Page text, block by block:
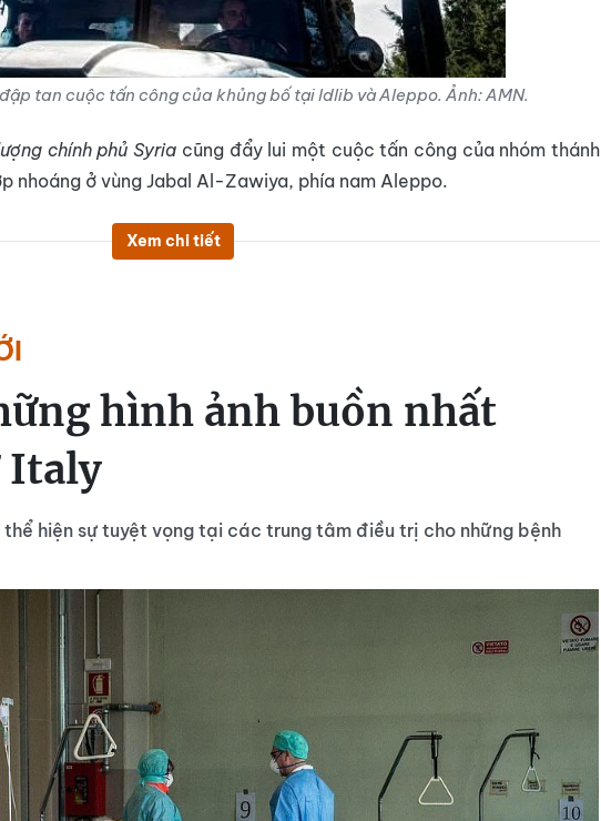
tan cuộc tấn công của khủng bố tại Idlib và Aleppo. Ảnh: AMN.
chính phủ Syria cũng đẩy lui một cuộc tấn công của nhóm thánh
nhoáng ở vùng Jabal Al-Zawiya, phía nam Aleppo.
Xem chi tiết
hình ảnh buồn nhất
Italy
hiện sự tuyệt vọng tại các trung tâm điều trị cho những bệnh